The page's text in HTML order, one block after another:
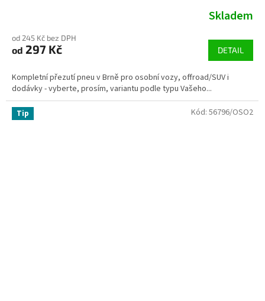
Skladem
od 245 Kč bez DPH
od 297 Kč DETAIL
Kompletní přezutí pneu v Brně pro osobní vozy, offroad/SUV i
dodávky - vyberte, prosím, variantu podle typu Vašeho...
Tip Kód: 56796/OSO2